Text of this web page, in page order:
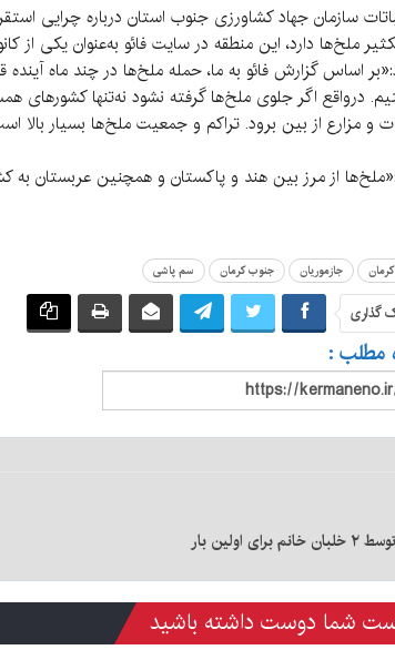
سازمان جهاد کشاورزی جنوب استان درباره چرایی
ملخ‌ها دارد، این منطقه در سایت فائو به‌عنوان یکی
اساس گزارش فائو به ما، حمله ملخ‌ها در چند ماه
درواقع اگر جلوی ملخ‌ها گرفته نشود نه‌تنها
از مرز بین هند و پاکستان و همچنین عربستان به کشور ما
جازموریان جنوب کرمان سم پاشی
گذاری
مطلب :
اولین بار
شما دوست داشته باشید